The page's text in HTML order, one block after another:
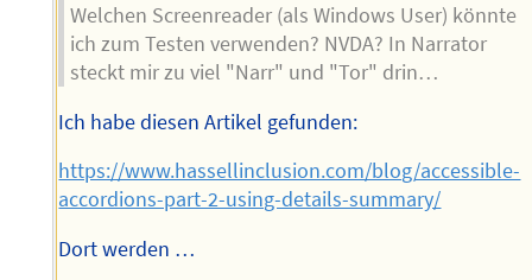
Welchen Screenreader (als Windows User) könnte
ich zum Testen verwenden? NVDA? In Narrator
steckt mir zu viel "Narr" und "Tor" drin…
Ich habe diesen Artikel gefunden:
https://www.hassellinclusion.com/blog/accessible-
accordions-part-2-using-details-summary/
Dort werden …